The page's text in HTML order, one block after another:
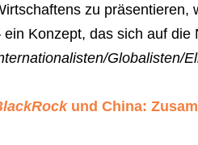
zu präsentieren,
ein Konzept, das sich auf
Globalisten/
und China: